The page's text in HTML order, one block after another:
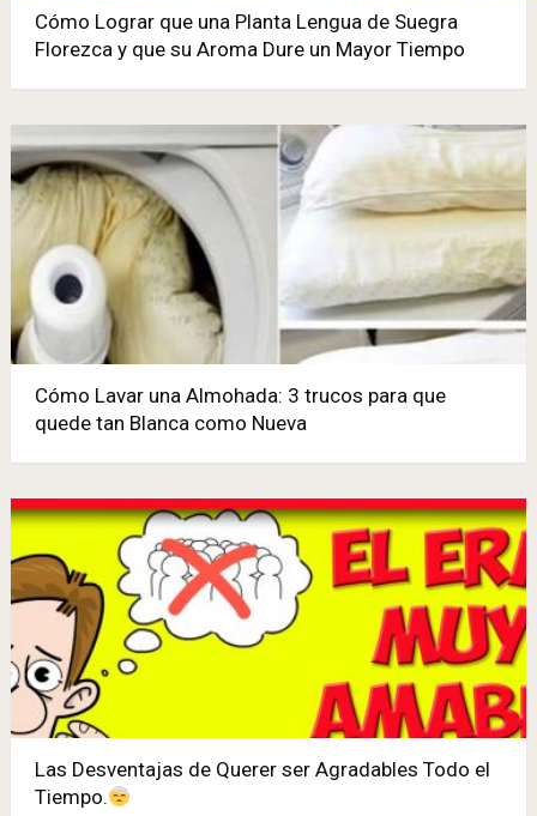
Cómo Lograr que una Planta Lengua de Suegra
Florezca y que su Aroma Dure un Mayor Tiempo
Cómo Lavar una Almohada: 3 trucos para que
quede tan Blanca como Nueva
Las Desventajas de Querer ser Agradables Todo el
Tiempo.